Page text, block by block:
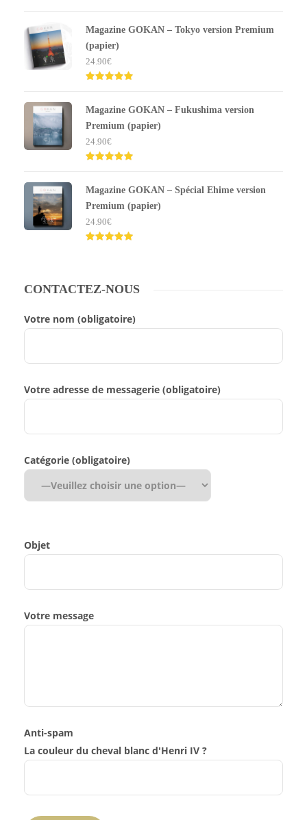
sur 5
Magazine GOKAN – Tokyo version Premium
(papier)
24.90€
sur 5
Magazine GOKAN – Fukushima version
Premium (papier)
24.90€
sur 5
Magazine GOKAN – Spécial Ehime version
Premium (papier)
24.90€
CONTACTEZ-NOUS
Votre nom (obligatoire)
Votre adresse de messagerie (obligatoire)
Catégorie (obligatoire)
Objet
Votre message
Anti-spam
La couleur du cheval blanc d'Henri IV ?